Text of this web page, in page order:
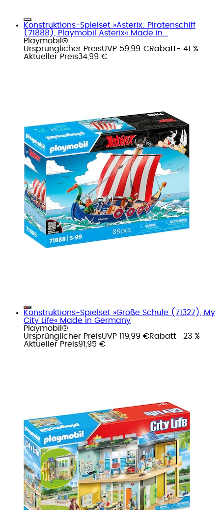
Konstruktions-Spielset »Asterix: Piratenschiff
(71888), Playmobil Asterix« Made in...
Playmobil®
Ursprünglicher PreisUVP 59,99 €Rabatt- 41 %
Aktueller Preis34,99 €
Konstruktions-Spielset »Große Schule (71327), My
City Life« Made in Germany
Playmobil®
Ursprünglicher PreisUVP 119,99 €Rabatt- 23 %
Aktueller Preis91,95 €